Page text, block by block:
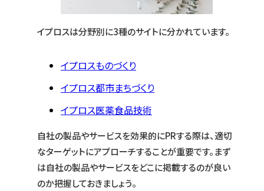
イプロスは分野別に3種のサイトに分かれています。
イプロスものづくり
イプロス都市まちづくり
イプロス医薬食品技術
自社の製品やサービスを効果的にPRする際は、適切
なターゲットにアプローチすることが重要です。まず
は自社の製品やサービスをどこに掲載するのが良い
のか把握しておきましょう。